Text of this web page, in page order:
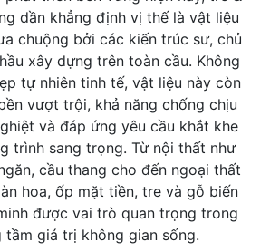
dần khẳng định vị thế là vật liệu
chuộng bởi các kiến trúc sư, chủ
xây dựng trên toàn cầu. Không
tự nhiên tinh tế, vật liệu này còn
vượt trội, khả năng chống chịu
và đáp ứng yêu cầu khắt khe
trình sang trọng. Từ nội thất như
cầu thang cho đến ngoại thất
hoa, ốp mặt tiền, tre và gỗ biến
được vai trò quan trọng trong
tầm giá trị không gian sống.